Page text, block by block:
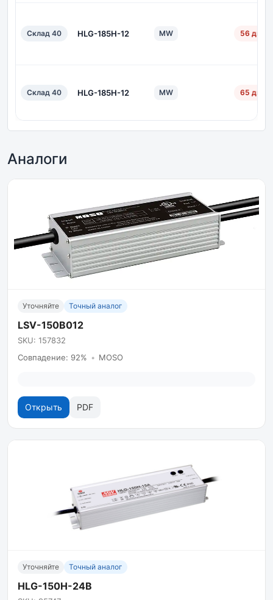
Склад 40 HLG-185H-12 MW 56 дн.
Склад 40 HLG-185H-12 MW 65 дн.
Аналоги
Уточняйте Точный аналог
LSV-150B012
SKU: 157832
Совпадение: 92% • MOSO
Открыть PDF
Уточняйте Точный аналог
HLG-150H-24B